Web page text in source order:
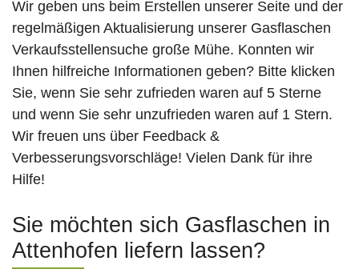
Wir geben uns beim Erstellen unserer Seite und der
regelmäßigen Aktualisierung unserer Gasflaschen
Verkaufsstellensuche große Mühe. Konnten wir
Ihnen hilfreiche Informationen geben? Bitte klicken
Sie, wenn Sie sehr zufrieden waren auf 5 Sterne
und wenn Sie sehr unzufrieden waren auf 1 Stern.
Wir freuen uns über Feedback &
Verbesserungsvorschläge! Vielen Dank für ihre
Hilfe!
Sie möchten sich Gasflaschen in
Attenhofen liefern lassen?